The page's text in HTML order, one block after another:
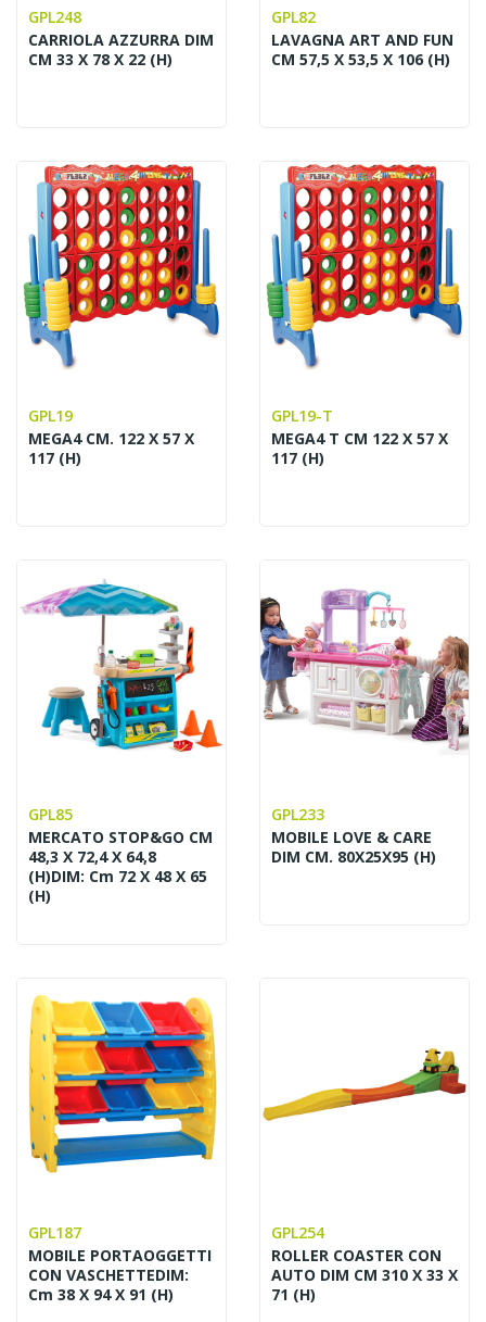
GPL248
CARRIOLA AZZURRA DIM
CM 33 X 78 X 22 (H)
GPL82
LAVAGNA ART AND FUN
CM 57,5 X 53,5 X 106 (H)
GPL19
MEGA4 CM. 122 X 57 X
117 (H)
GPL19-T
MEGA4 T CM 122 X 57 X
117 (H)
GPL85
MERCATO STOP&GO CM
48,3 X 72,4 X 64,8
(H)DIM: Cm 72 X 48 X 65
(h)
GPL233
MOBILE LOVE & CARE
DIM CM. 80X25X95 (H)
GPL187
MOBILE PORTAOGGETTI
CON VASCHETTEDIM:
Cm 38 X 94 X 91 (h)
GPL254
ROLLER COASTER CON
AUTO DIM CM 310 X 33 X
71 (H)